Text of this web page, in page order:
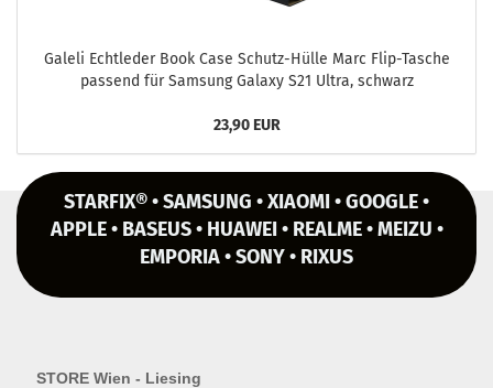
Gal­e­li Echt­le­der Book Case Schutz-​Hülle Marc Flip-​Tasche
pas­send für Sam­sung Ga­la­xy S21 Ultra, schwarz
23,90 EUR
STARFIX® • SAMSUNG • XIAOMI • GOOGLE •
APPLE • BASEUS • HUAWEI • REALME • MEIZU •
EMPORIA • SONY • RIXUS
STORE Wien - Liesing